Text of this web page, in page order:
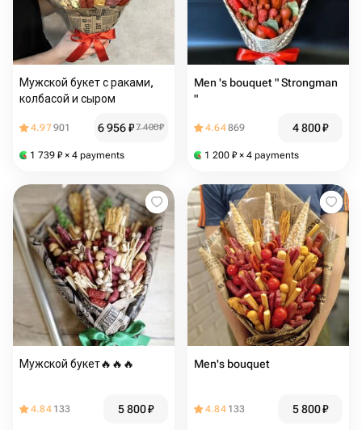
Мужской букет с раками,
колбасой и сыром
4.97901 6 956₽7 400₽
1 739 ₽ × 4 payments
Men 's bouquet " Strongman
"
4.64869 4 800₽
1 200 ₽ × 4 payments
Мужской букет🔥🔥🔥
4.84 133 5 800₽
Men's bouquet
4.84 133 5 800₽